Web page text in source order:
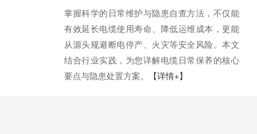
掌握科学的日常维护与隐患自查方法，不仅能
有效延长电缆使用寿命、降低运维成本，更能
从源头规避断电停产、火灾等安全风险。本文
结合行业实践，为您详解电缆日常保养的核心
要点与隐患处置方案。
【详情+】